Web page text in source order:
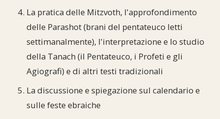
La pratica delle Mitzvoth, l'approfondimento
delle Parashot (brani del pentateuco letti
settimanalmente), l'interpretazione e lo studio
della Tanach (il Pentateuco, i Profeti e gli
Agiografi) e di altri testi tradizionali
La discussione e spiegazione sul calendario e
sulle feste ebraiche